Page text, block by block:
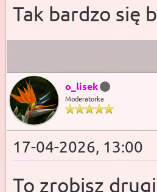
Tak bardzo się
o_lisek
Moderatorka
17-04-2026, 13:00
To zrobisz